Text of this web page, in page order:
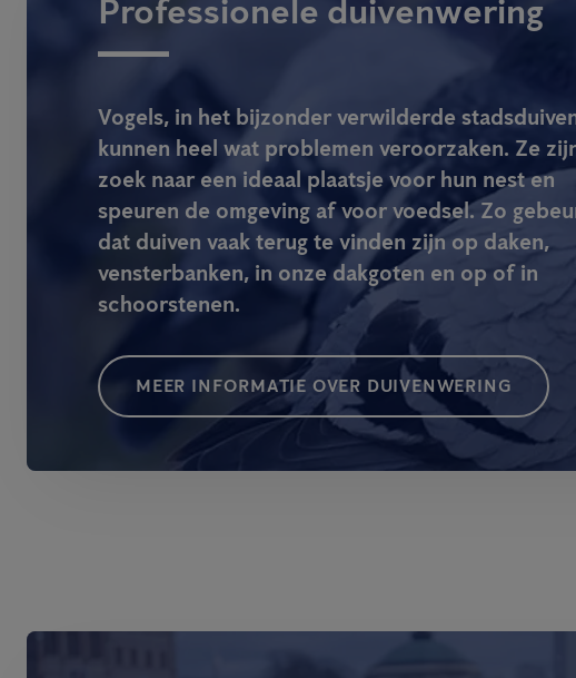
Professionele duivenwering
Vogels, in het bijzonder verwilderde
kunnen heel wat problemen veroorzaken. Ze
zoek naar een ideaal plaatsje voor hun nest en
speuren de omgeving af voor voedsel. Zo
dat duiven vaak terug te vinden zijn op daken,
vensterbanken, in onze dakgoten en op of in
schoorstenen.
MEER INFORMATIE OVER DUIVENWERING